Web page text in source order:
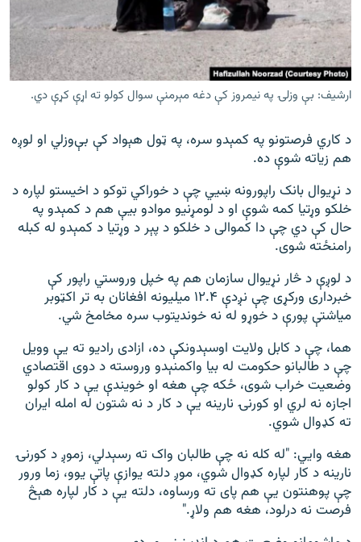
ارشیف: بې وزلۍ په نیمروز کې دغه مېرمنې سوال کولو ته اړې کړې دي.
د کاري فرصتونو په کمېدو سره، په ټول هېواد کې بې‌وزلي او لوږه
هم زیاته شوې ده.
د نړیوال بانک راپورونه ښیي چې د خوراکي توکو د اخیستو لپاره د
خلکو وړتیا کمه شوې او د لومړنیو موادو بیې هم د کمېدو په
حال کې دي چې دا کموالی د خلکو د پېر د وړتیا د کمېدو له کبله
رامنځته شوی.
د لوږې د څار نړیوال سازمان هم په خپل وروستي راپور کې
خبرداری ورکړی چې نږدې ۱۲.۴ میلیونه افغانان به تر اکټوبر
میاشتې پورې د خوړو له نه خوندیتوب سره مخامخ شي.
هما، چې د کابل ولایت اوسېدونکې ده، ازادی رادیو ته یې وویل
چې د طالبانو حکومت له بیا واکمنېدو وروسته د دوی اقتصادي
وضعیت خراب شوی، ځکه چې هغه او خویندې یې د کار کولو
اجازه نه لري او کورنۍ نارینه یې د کار د نه شتون له امله ایران
ته کډوال شوي.
هغه وايي: "له کله نه چې طالبان واک ته رسېدلي، زموږ د کورنۍ
نارینه د کار لپاره کډوال شوي، موږ دلته یوازې پاتې یوو، زما ورور
چې پوهنتون یې هم پای ته ورساوه، دلته یې د کار لپاره هېڅ
فرصت نه درلود، هغه هم ولاړ."